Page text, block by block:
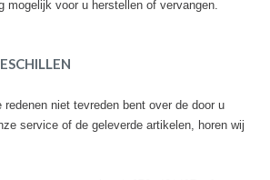
mogelijk voor u herstellen of vervangen.
niet tevreden bent over de door u
service of de geleverde artikelen, horen wij